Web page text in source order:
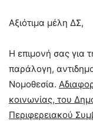
Αξιότιμα μέλη ΔΣ,
H επιμονή σας για
παράλογη,
Νομοθεσία.
κοινωνίας, του
Περιφερειακού